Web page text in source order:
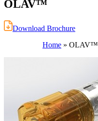
OLAV™
Download Brochure
Home » OLAV™